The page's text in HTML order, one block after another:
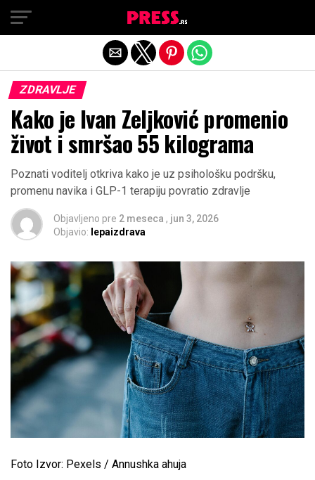
ZDRAVLJE
Kako je Ivan Zeljković promenio
život i smršao 55 kilograma
Poznati voditelj otkriva kako je uz psihološku podršku,
promenu navika i GLP-1 terapiju povratio zdravlje
Objavljeno pre 2 meseca , jun 3, 2026
Objavio: lepaizdrava
Foto Izvor: Pexels / Annushka ahuja
Exit mobile version